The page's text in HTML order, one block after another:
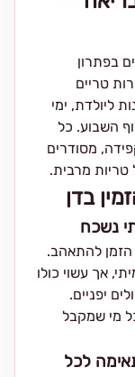
בפתרון
טריים
ליולדת, ימי
השבוע. כל
מסודרים
טריות מרבית.
בדן
נשכח
הזמן להתאהב.
אך עשוי כולו
יפניים.
מי שמקבל
לכל